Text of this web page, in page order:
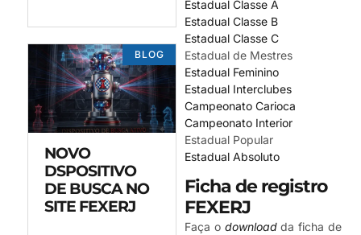
BLOG
NOVO
DSPOSITIVO
DE BUSCA NO
SITE FEXERJ
Estadual Classe A
Estadual Classe B
Estadual Classe C
Estadual de Mestres
Estadual Feminino
Estadual Interclubes
Campeonato Carioca
Campeonato Interior
Estadual Popular
Estadual Absoluto
Ficha de registro
FEXERJ
Faça o downloadda ficha de